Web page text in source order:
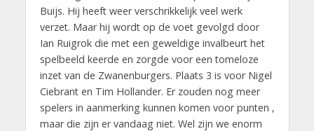
Buijs. Hij heeft weer verschrikkelijk veel werk
verzet. Maar hij wordt op de voet gevolgd door
Ian Ruigrok die met een geweldige invalbeurt het
spelbeeld keerde en zorgde voor een tomeloze
inzet van de Zwanenburgers. Plaats 3 is voor Nigel
Ciebrant en Tim Hollander. Er zouden nog meer
spelers in aanmerking kunnen komen voor punten ,
maar die zijn er vandaag niet. Wel zijn we enorm